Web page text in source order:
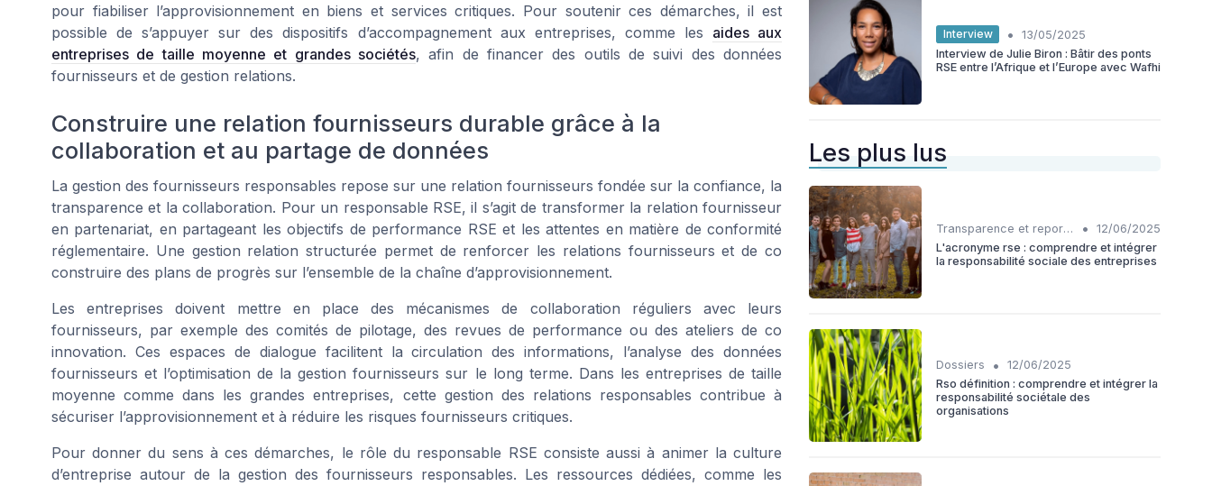
pour fiabiliser l’approvisionnement en biens et services critiques. Pour soutenir ces démarches, il est
possible de s’appuyer sur des dispositifs d’accompagnement aux entreprises, comme les aides aux
entreprises de taille moyenne et grandes sociétés, afin de financer des outils de suivi des données
fournisseurs et de gestion relations.
Construire une relation fournisseurs durable grâce à la
collaboration et au partage de données
La gestion des fournisseurs responsables repose sur une relation fournisseurs fondée sur la confiance, la
transparence et la collaboration. Pour un responsable RSE, il s’agit de transformer la relation fournisseur
en partenariat, en partageant les objectifs de performance RSE et les attentes en matière de conformité
réglementaire. Une gestion relation structurée permet de renforcer les relations fournisseurs et de co
construire des plans de progrès sur l’ensemble de la chaîne d’approvisionnement.
Les entreprises doivent mettre en place des mécanismes de collaboration réguliers avec leurs
fournisseurs, par exemple des comités de pilotage, des revues de performance ou des ateliers de co
innovation. Ces espaces de dialogue facilitent la circulation des informations, l’analyse des données
fournisseurs et l’optimisation de la gestion fournisseurs sur le long terme. Dans les entreprises de taille
moyenne comme dans les grandes entreprises, cette gestion des relations responsables contribue à
sécuriser l’approvisionnement et à réduire les risques fournisseurs critiques.
Pour donner du sens à ces démarches, le rôle du responsable RSE consiste aussi à animer la culture
d’entreprise autour de la gestion des fournisseurs responsables. Les ressources dédiées, comme les
Interview •
13/05/2025
Interview de Julie Biron : Bâtir des ponts
RSE entre l’Afrique et l’Europe avec Wafhi
Les plus lus
Transparence et reporting •
12/06/2025
L'acronyme rse : comprendre et intégrer
la responsabilité sociale des entreprises
Dossiers •
12/06/2025
Rso définition : comprendre et intégrer la
responsabilité sociétale des
organisations